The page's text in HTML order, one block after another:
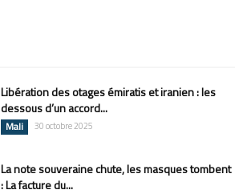
Libération des otages émiratis et iranien : les
dessous d’un accord...
Mali 30 octobre 2025
La note souveraine chute, les masques tombent
: La facture du...